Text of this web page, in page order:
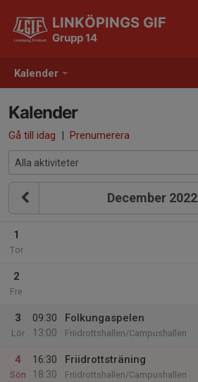
Kalender
LINKÖPINGS GIF
Grupp 14
Kalender
Gå till idag | Prenumerera
December 2022
1
Tor
2
Fre
3
Lör
09:30
13:00
Folkungaspelen
Friidrottshallen/Campushallen
4
Sön
16:30
18:30
Friidrottsträning
Friidrottshallen/Campushallen